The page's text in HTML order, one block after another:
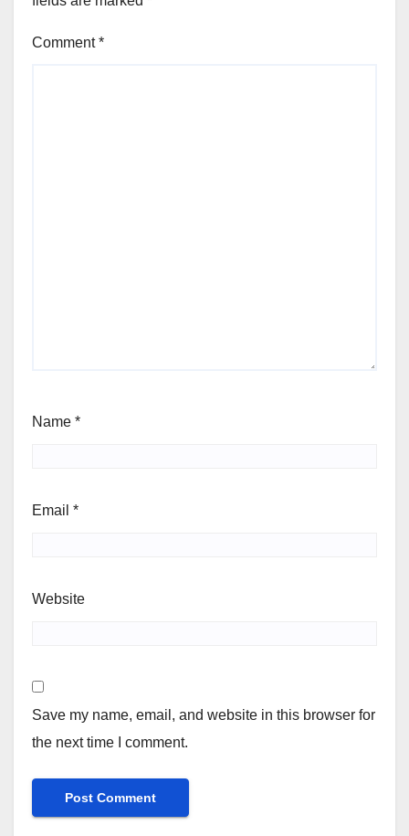
Comment*
Name *
Email *
Website
Save my name, email, and website in this browser for
the next time I comment.